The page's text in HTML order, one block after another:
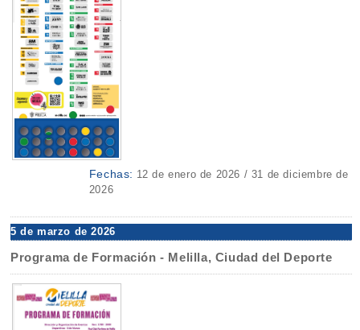
Fechas: 12 de enero de 2026 / 31 de diciembre de
2026
5 de marzo de 2026
Programa de Formación - Melilla, Ciudad del Deporte